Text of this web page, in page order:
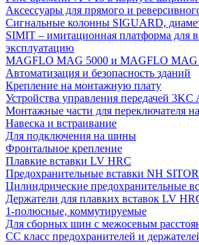
Аксессуары для прямого и
Сигнальные колонны SIGUARD,
SIMIT – имитационная платформа для
эксплуатацию
MAGFLO MAG 5000 и MAGFLO MAG
Автоматизация и безопасность зданий
Крепление на монтажную плату
Устройства управления передачей 3KC
Монтажные части для переключателя
Навеска и встраивание
Для подключения на шины
Фронтальное крепление
Плавкие вставки LV HRC
Предохранительные вставки NH SITOR
Цилиндрические предохранительные
Держатели для плавких вставок LV
1-полюсные, коммутируемые
Для сборных шин с межосевым
СС класс предохранителей и